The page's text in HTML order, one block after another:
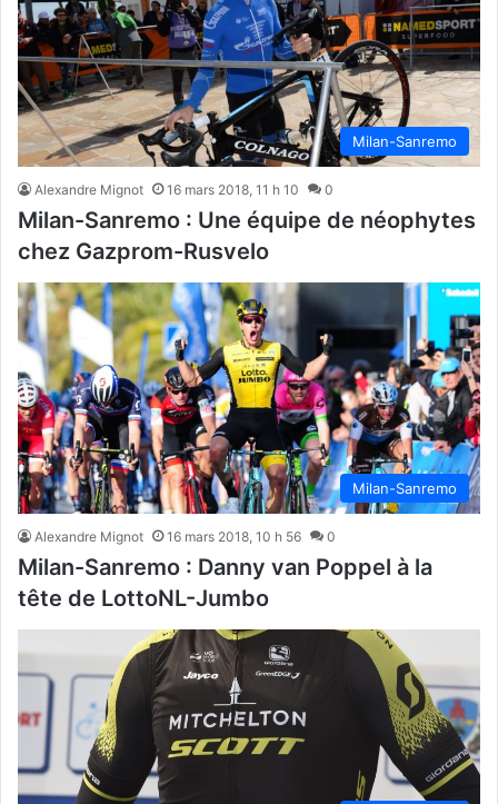
Milan-Sanremo
Alexandre Mignot 16 mars 2018, 11 h 10 0
Milan-Sanremo : Une équipe de néophytes
chez Gazprom-Rusvelo
Milan-Sanremo
Alexandre Mignot 16 mars 2018, 10 h 56 0
Milan-Sanremo : Danny van Poppel à la
tête de LottoNL-Jumbo